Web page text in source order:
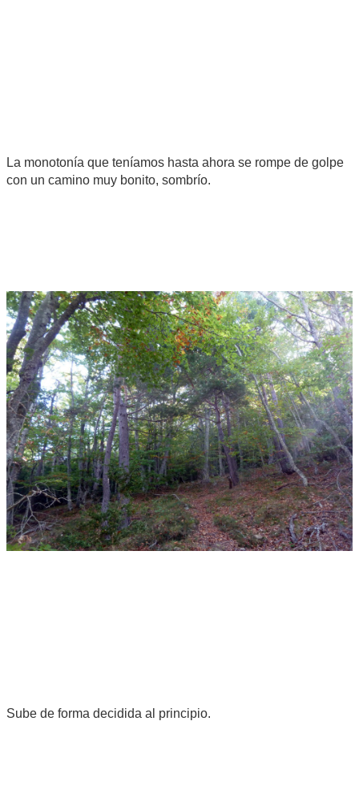
La monotonía que teníamos hasta ahora se rompe de golpe
con un camino muy bonito, sombrío.
Sube de forma decidida al principio.